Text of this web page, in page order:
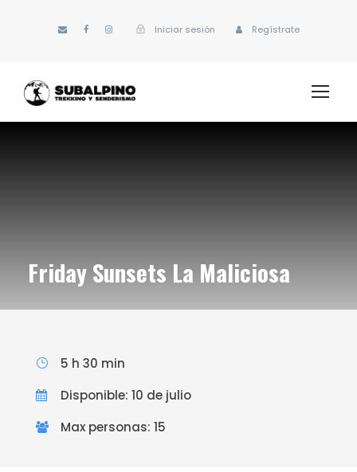
Iniciar sesión Regístrate
Friday Sunsets La Maliciosa
5 h 30 min
Disponible: 10 de julio
Max personas: 15